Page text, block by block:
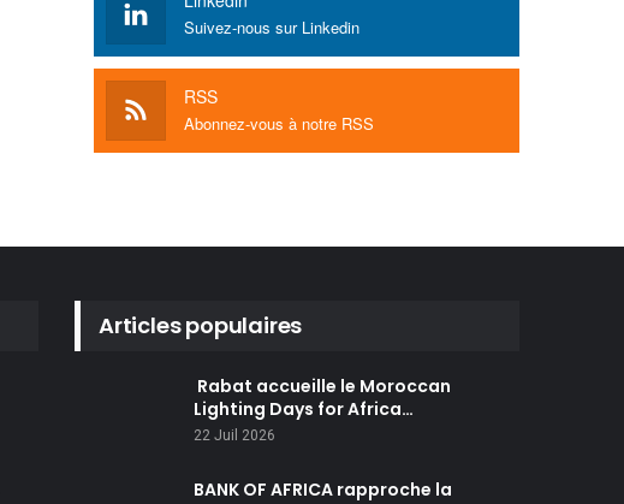
Suivez-nous sur Linkedin
RSS
Abonnez-vous à notre RSS
Articles populaires
Rabat accueille le Moroccan
Lighting Days for Africa…
22 Juil 2026
BANK OF AFRICA rapproche la